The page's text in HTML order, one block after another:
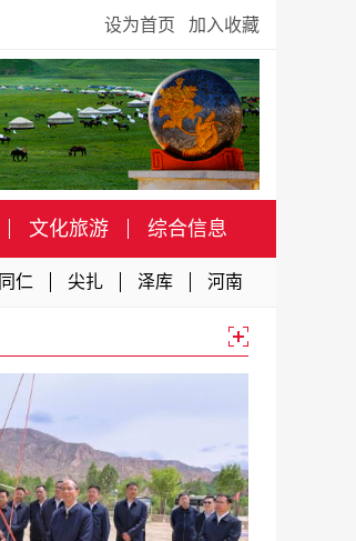
设为首页 加入收藏
文化旅游 综合信息
同仁 尖扎 泽库 河南